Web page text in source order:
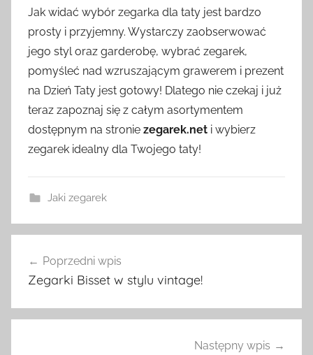
Jak widać wybór zegarka dla taty jest bardzo
prosty i przyjemny. Wystarczy zaobserwować
jego styl oraz garderobę, wybrać zegarek,
pomyśleć nad wzruszającym grawerem i prezent
na Dzień Taty jest gotowy! Dlatego nie czekaj i już
teraz zapoznaj się z całym asortymentem
dostępnym na stronie zegarek.net i wybierz
zegarek idealny dla Twojego taty!
Jaki zegarek
wpisu
Poprzedni wpis
Zegarki Bisset w stylu vintage!
Następny wpis